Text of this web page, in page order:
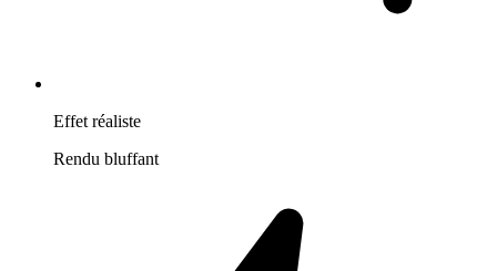
Effet réaliste
Rendu bluffant